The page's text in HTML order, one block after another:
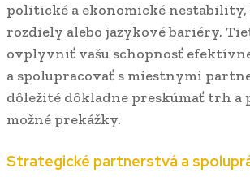
politické a ekonomické
rozdiely alebo jazykové bariéry.
ovplyvniť vašu schopnosť
a spolupracovať s miestnymi
dôležité dôkladne preskúmať trh a
možné prekážky.
Strategické partnerstvá a